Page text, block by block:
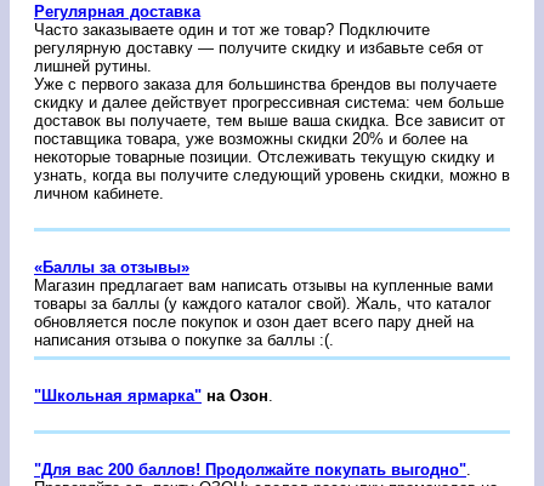
Регулярная доставка
Часто заказываете один и тот же товар? Подключите
регулярную доставку — получите скидку и избавьте себя от
лишней рутины.
Уже с первого заказа для большинства брендов вы получаете
скидку и далее действует прогрессивная система: чем больше
доставок вы получаете, тем выше ваша скидка. Все зависит от
поставщика товара, уже возможны скидки 20% и более на
некоторые товарные позиции. Отслеживать текущую скидку и
узнать, когда вы получите следующий уровень скидки, можно в
личном кабинете.
«Баллы за отзывы»
Магазин предлагает вам написать отзывы на купленные вами
товары за баллы (у каждого каталог свой). Жаль, что каталог
обновляется после покупок и озон дает всего пару дней на
написания отзыва о покупке за баллы :(.
"Школьная ярмарка" на Озон
"Для вас 200 баллов! Продолжайте покупать выгодно"